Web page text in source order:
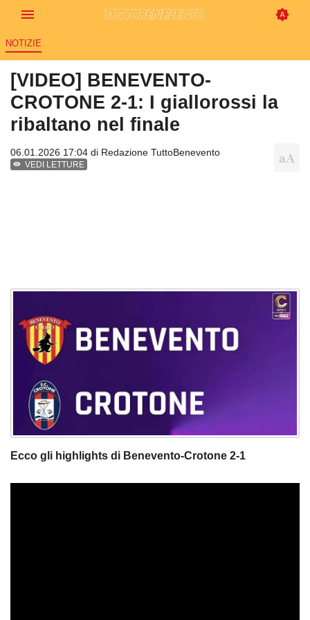
NOTIZIE
[VIDEO] BENEVENTO-
CROTONE 2-1: I giallorossi la
ribaltano nel finale
06.01.2026 17:04 di Redazione TuttoBenevento
VEDI LETTURE
Ecco gli highlights di Benevento-Crotone 2-1